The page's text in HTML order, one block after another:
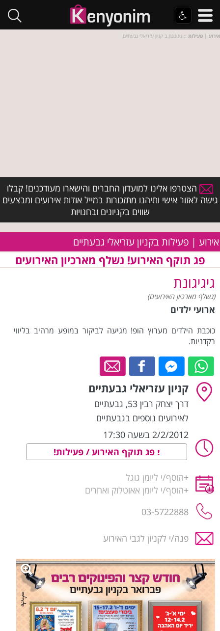
אירוע | פעילות :: גיגיגונת ב קניון עזריאלי גבעתיים
הצטרפו אלינו למועדון החברים והישארו מעודכנים! קבלו
גישה לאזור אישי ותיהנו מתזכורות במייל אודות אירועים ומבצעים
שווים בקניונים ובחנויות
אירוע | פעילות בקניון עזריאלי גבעתיים
פג תוקף האירוע! נשלף מארכיון האירועים
גיגיגונת
(נשלף מארכיון האירועים)
ארועי ילדים
כוכבת הילדים מערוץ הופ! מגיעה לביקור במופע מרהיב בליווי
רקדניות.
קניון עזריאלי גבעתיים
דרך יצחק רבין 53 , גבעתיים
לאירועים נוספים בגבעתיים
2/2/2012 בשעה 17:30
פג תוקף האירוע / פעילות!
+הוסף/י ליומן גוגל
+הוסף/י ליומן אאוטלוק ואחרים
03-5722888
פנה/י לקניון לגבי האירוע